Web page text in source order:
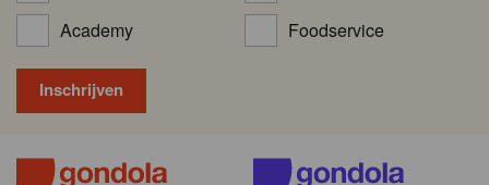
Academy
Foodservice